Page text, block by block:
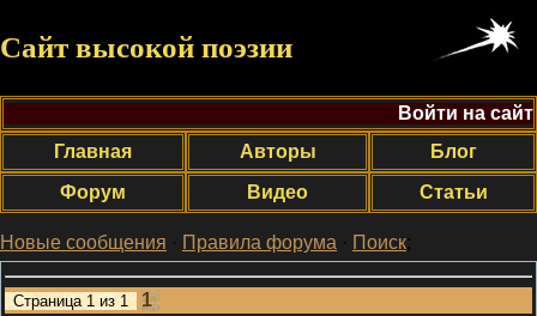
Сайт высокой поэзии
Войти на сайт
Главная
Авторы
Блог
Форум
Видео Статьи
Новые сообщения · Правила форума · Поиск;
Страница 1 из 1 1